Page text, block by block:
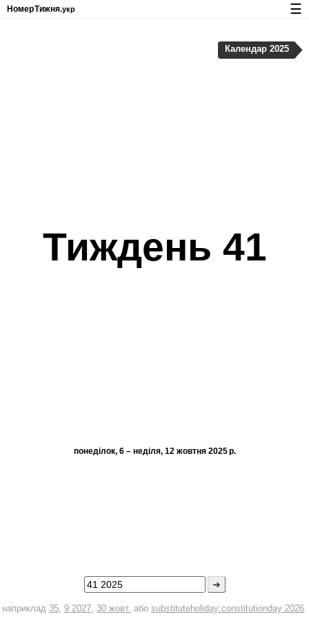
Тиждень 41
понеділок, 6 – неділя, 12 жовтня 2025 р.
➜
наприклад 35, 9 2027, 30 жовт. або substituteholiday:constitutionday 2026.
Календар 2025
НомерТижня.укр ☰